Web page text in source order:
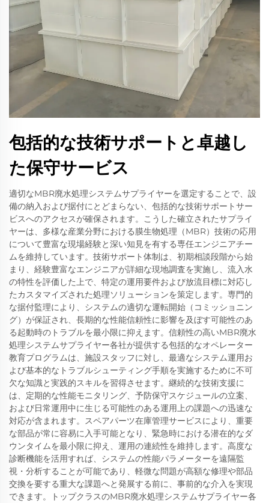
包括的な技術サポートと卓越し
た保守サービス
適切なMBR廃水処理システムサプライヤーを選定することで、設
備の納入および据付にとどまらない、包括的な技術サポートサー
ビスへのアクセスが確保されます。こうした確立されたサプライ
ヤーは、多様な産業分野における膜生物処理（MBR）技術の応用
について豊富な現場経験と深い知見を有する専任エンジニアチー
ムを維持しています。技術サポート体制は、初期相談段階から始
まり、経験豊富なエンジニアが詳細な現地調査を実施し、流入水
の特性を評価した上で、特定の運用要件および放流目標に対応し
たカスタマイズされた処理ソリューションを策定します。専門的
な据付監理により、システムの適切な運転開始（コミッショニン
グ）が保証され、長期的な性能信頼性に影響を及ぼす可能性のあ
る起動時のトラブルを最小限に抑えます。信頼性の高いMBR廃水
処理システムサプライヤー各社が提供する包括的なオペレーター
教育プログラムは、施設スタッフに対し、最適なシステム運用お
よび基本的なトラブルシューティング手順を実施するために不可
欠な知識と実践的スキルを習得させます。継続的な技術支援に
は、定期的な性能モニタリング、予防保守スケジュールの立案、
および日常運用中に生じる可能性のある運用上の課題への迅速な
対応が含まれます。スペアパーツ在庫管理サービスにより、重要
な部品が常に容易に入手可能となり、緊急時における潜在的なダ
ウンタイムを最小限に抑え、運用の連続性を維持します。高度な
診断機能を活用すれば、システムの性能パラメーターを遠隔監
視・分析することが可能であり、軽微な問題が高額な修理や部品
交換を要する重大な課題へと発展する前に、事前的な介入を実現
できます。トップクラスのMBR廃水処理システムサプライヤー各